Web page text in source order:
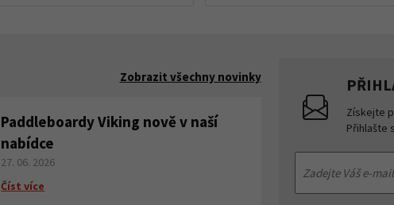
Zobrazit všechny novinky
Paddleboardy Viking nově v naší
nabídce
27. 06. 2026
Číst více
Získejte
Přihlašte